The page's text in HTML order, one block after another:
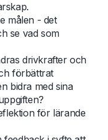
målen - det
se vad som
drivkrafter och
förbättrat
bidra med sina
för lärande